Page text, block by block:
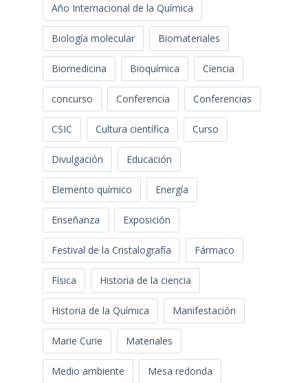
Año Internacional de la Química
Biología molecular Biomateriales
Biomedicina Bioquímica Ciencia
concurso Conferencia Conferencias
CSIC Cultura científica Curso
Divulgación Educación
Elemento químico Energía
Enseñanza Exposición
Festival de la Cristalografía Fármaco
Física Historia de la ciencia
Historia de la Química Manifestación
Marie Curie Materiales
Medio ambiente Mesa redonda